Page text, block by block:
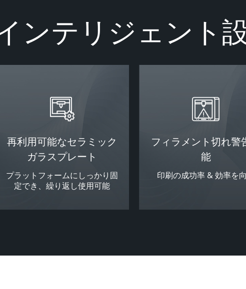
ンテリジェント
再利用可能なセラミック
ガラスプレート
プラットフォームにしっかり固
定でき、繰り返し使用可能
フィラメント切れ警
能
印刷の成功率 & 効率を